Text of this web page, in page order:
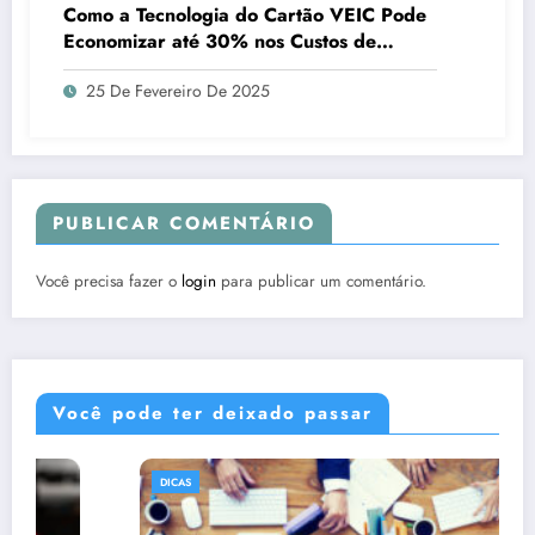
Como a Tecnologia do Cartão VEIC Pode
Economizar até 30% nos Custos de
Combustível
25 De Fevereiro De 2025
PUBLICAR COMENTÁRIO
Você precisa fazer o login para publicar um comentário.
Você pode ter deixado passar
DICAS